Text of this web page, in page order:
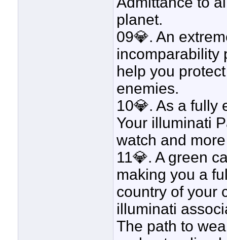
planet.
09💎. An
incomparability
help you
enemies.
10💎. As a fully
Your illuminati
watch and
11💎. A green
making you a
country of your
illuminati
The path to